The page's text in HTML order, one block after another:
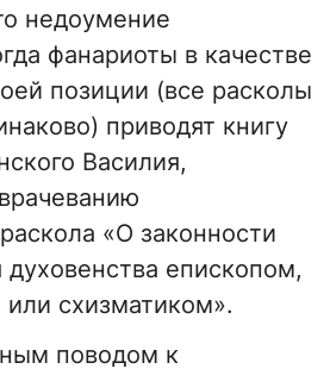
недоумение
фанариоты в качестве
позиции (все расколы
приводят книгу
Василия,
«О законности
епископом,
схизматиком».
поводом к